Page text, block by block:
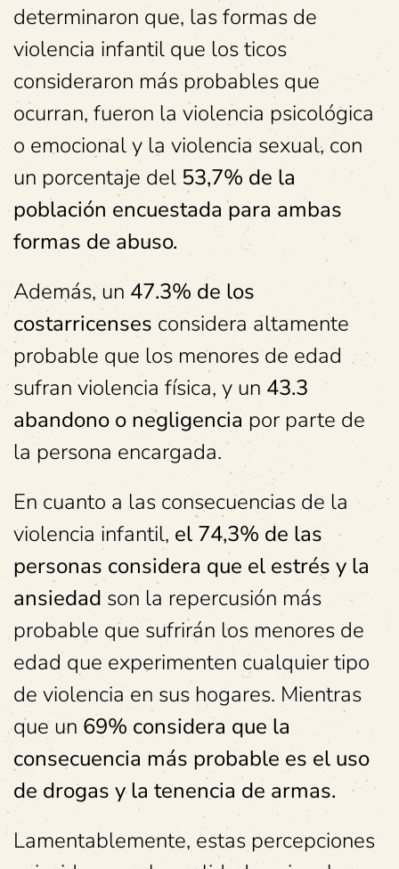
determinaron que, las formas de
violencia infantil que los ticos
consideraron más probables que
ocurran, fueron la violencia psicológica
o emocional y la violencia sexual, con
un porcentaje del 53,7% de la
población encuestada para ambas
formas de abuso.
Además, un 47.3% de los
costarricenses considera altamente
probable que los menores de edad
sufran violencia física, y un 43.3
abandono o negligencia por parte de
la persona encargada.
En cuanto a las consecuencias de la
violencia infantil, el 74,3% de las
personas considera que el estrés y la
ansiedad son la repercusión más
probable que sufrirán los menores de
edad que experimenten cualquier tipo
de violencia en sus hogares. Mientras
que un 69% considera que la
consecuencia más probable es el uso
de drogas y la tenencia de armas.
Lamentablemente, estas percepciones